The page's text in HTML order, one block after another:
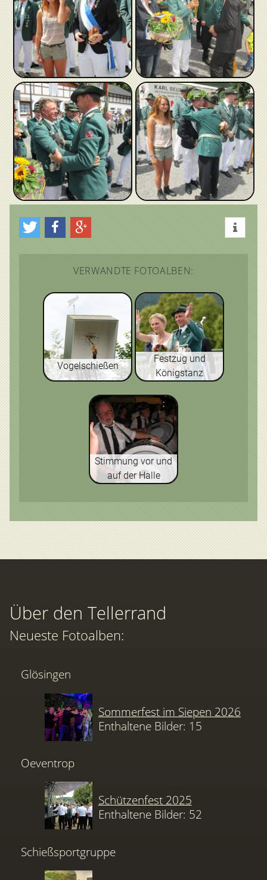
VERWANDTE FOTOALBEN:
Vogelschießen
Festzug und
Königstanz
Stimmung vor und
auf der Halle
Über den Tellerrand
Neueste Fotoalben:
Glösingen
Sommerfest im Siepen 2026
Enthaltene Bilder: 15
Oeventrop
Schützenfest 2025
Enthaltene Bilder: 52
Schießsportgruppe